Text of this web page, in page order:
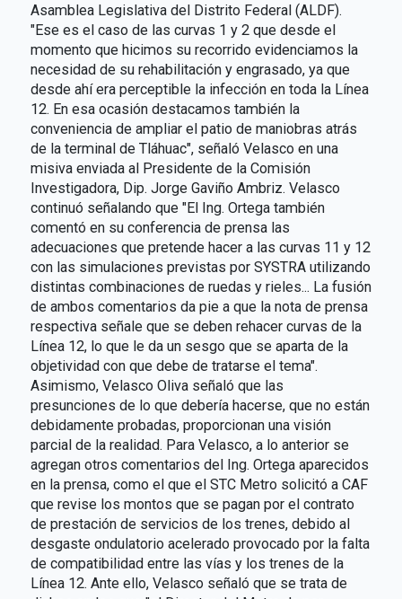
Asamblea Legislativa del Distrito Federal (ALDF).
"Ese es el caso de las curvas 1 y 2 que desde el
momento que hicimos su recorrido evidenciamos la
necesidad de su rehabilitación y engrasado, ya que
desde ahí era perceptible la infección en toda la Línea
12. En esa ocasión destacamos también la
conveniencia de ampliar el patio de maniobras atrás
de la terminal de Tláhuac", señaló Velasco en una
misiva enviada al Presidente de la Comisión
Investigadora, Dip. Jorge Gaviño Ambriz. Velasco
continuó señalando que "El Ing. Ortega también
comentó en su conferencia de prensa las
adecuaciones que pretende hacer a las curvas 11 y 12
con las simulaciones previstas por SYSTRA utilizando
distintas combinaciones de ruedas y rieles... La fusión
de ambos comentarios da pie a que la nota de prensa
respectiva señale que se deben rehacer curvas de la
Línea 12, lo que le da un sesgo que se aparta de la
objetividad con que debe de tratarse el tema".
Asimismo, Velasco Oliva señaló que las
presunciones de lo que debería hacerse, que no están
debidamente probadas, proporcionan una visión
parcial de la realidad. Para Velasco, a lo anterior se
agregan otros comentarios del Ing. Ortega aparecidos
en la prensa, como el que el STC Metro solicitó a CAF
que revise los montos que se pagan por el contrato
de prestación de servicios de los trenes, debido al
desgaste ondulatorio acelerado provocado por la falta
de compatibilidad entre las vías y los trenes de la
Línea 12. Ante ello, Velasco señaló que se trata de